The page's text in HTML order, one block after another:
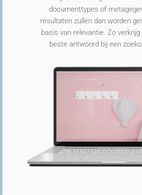
documenttypes of
resultaten zullen dan worden
basis van relevantie. Zo
beste antwoord bij een